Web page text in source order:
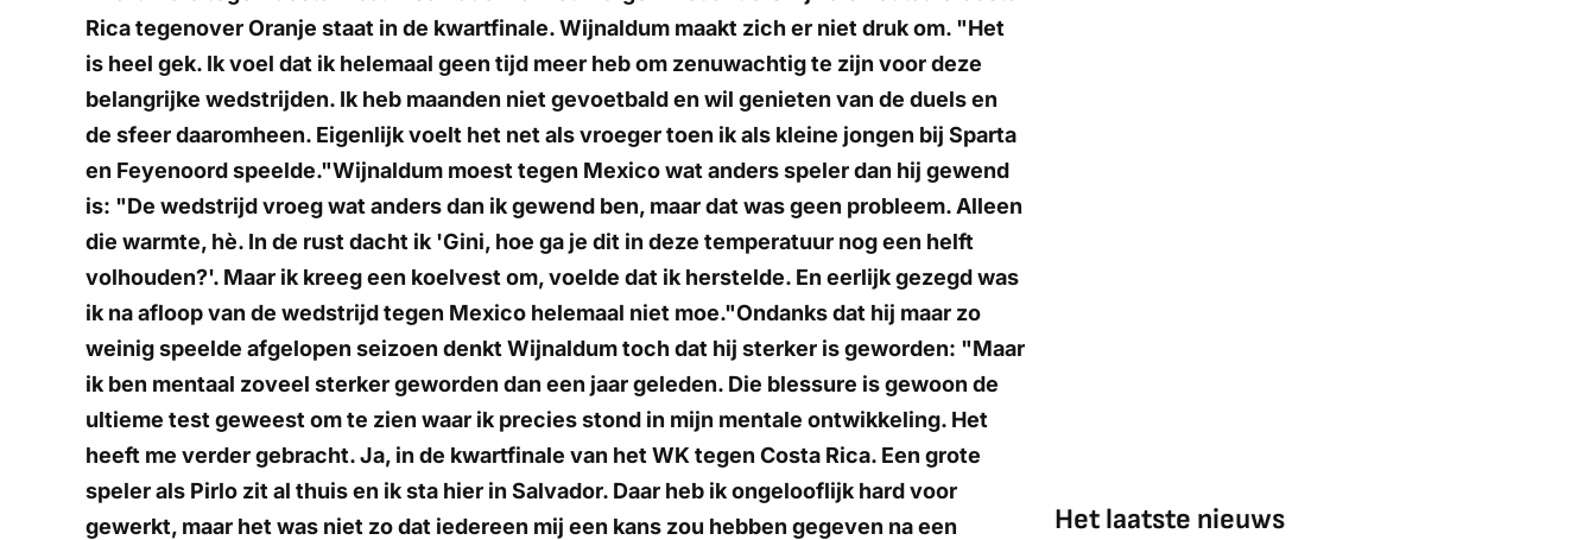
Rica tegenover Oranje staat in de kwartfinale. Wijnaldum maakt zich er niet druk om. "Het
is heel gek. Ik voel dat ik helemaal geen tijd meer heb om zenuwachtig te zijn voor deze
belangrijke wedstrijden. Ik heb maanden niet gevoetbald en wil genieten van de duels en
de sfeer daaromheen. Eigenlijk voelt het net als vroeger toen ik als kleine jongen bij Sparta
en Feyenoord speelde."Wijnaldum moest tegen Mexico wat anders speler dan hij gewend
is: "De wedstrijd vroeg wat anders dan ik gewend ben, maar dat was geen probleem. Alleen
die warmte, hè. In de rust dacht ik 'Gini, hoe ga je dit in deze temperatuur nog een helft
volhouden?'. Maar ik kreeg een koelvest om, voelde dat ik herstelde. En eerlijk gezegd was
ik na afloop van de wedstrijd tegen Mexico helemaal niet moe."Ondanks dat hij maar zo
weinig speelde afgelopen seizoen denkt Wijnaldum toch dat hij sterker is geworden: "Maar
ik ben mentaal zoveel sterker geworden dan een jaar geleden. Die blessure is gewoon de
ultieme test geweest om te zien waar ik precies stond in mijn mentale ontwikkeling. Het
heeft me verder gebracht. Ja, in de kwartfinale van het WK tegen Costa Rica. Een grote
speler als Pirlo zit al thuis en ik sta hier in Salvador. Daar heb ik ongelooflijk hard voor
gewerkt, maar het was niet zo dat iedereen mij een kans zou hebben gegeven na een
Het laatste nieuws